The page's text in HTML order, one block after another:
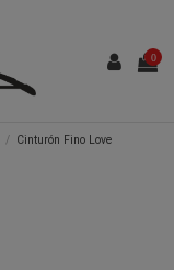
0
Cinturón Fino Love